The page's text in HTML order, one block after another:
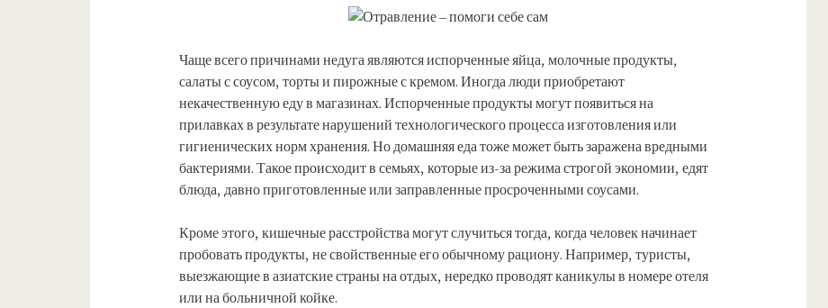
Чаще всего причинами недуга являются испорченные яйца, молочные продукты,
салаты с соусом, торты и пирожные с кремом. Иногда люди приобретают
некачественную еду в магазинах. Испорченные продукты могут появиться на
прилавках в результате нарушений технологического процесса изготовления или
гигиенических норм хранения. Но домашняя еда тоже может быть заражена вредными
бактериями. Такое происходит в семьях, которые из-за режима строгой экономии, едят
блюда, давно приготовленные или заправленные просроченными соусами.
Кроме этого, кишечные расстройства могут случиться тогда, когда человек начинает
пробовать продукты, не свойственные его обычному рациону. Например, туристы,
выезжающие в азиатские страны на отдых, нередко проводят каникулы в номере отеля
или на больничной койке.